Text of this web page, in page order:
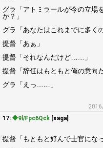
グラ「アトミラールが今の立場
か？」
グラ「あなたはこれまでに多く
提督「あぁ」
提督「それなんだけど……」
提督「辞任はもともと俺の意向
グラ「えっ……」
17: ◆9l/Fpc6Qck [saga]
提督「もともと好んで士官にな